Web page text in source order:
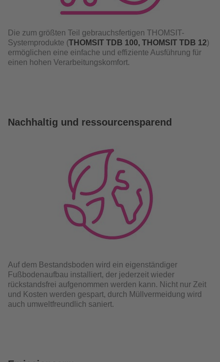
Die zum größten Teil gebrauchsfertigen THOMSIT-
Systemprodukte (THOMSIT TDB 100, THOMSIT TDB 12)
ermöglichen eine einfache und effiziente Ausführung für
einen hohen Verarbeitungskomfort.
Nachhaltig und ressourcensparend
Auf dem Bestandsboden wird ein eigenständiger
Fußbodenaufbau installiert, der jederzeit wieder
rückstandsfrei aufgenommen werden kann. Nicht nur Zeit
und Kosten werden gespart, durch Müllvermeidung wird
auch umweltfreundlich saniert.